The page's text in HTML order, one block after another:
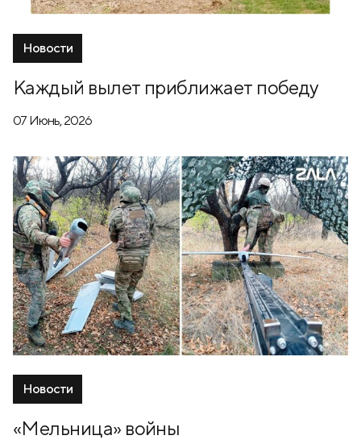
Новости
Каждый вылет приближает победу
07 Июнь, 2026
Новости
«Мельница» войны